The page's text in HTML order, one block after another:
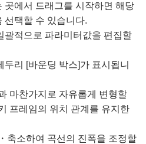
곳에서 드래그를 시작하면 해당
선택할 수 있습니다.
괄적으로 파라미터값을 편집할
리 [바운딩 박스]가 표시됩니
마찬가지로 자유롭게 변형할
프레임의 위치 관계를 유지한
축소하여 곡선의 진폭을 조정할